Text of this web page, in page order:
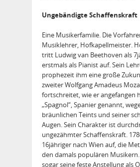
Ungebändigte Schaffenskraft
Eine Musikerfamilie. Die
Musiklehrer, Hofkapellmeister.
tritt Ludwig van Beethoven als
erstmals als Pianist auf. Sein
prophezeit ihm eine große
zweiter Wolfgang Amadeus
fortschreitet, wie er angefangen
„Spagnol“, Spanier genannt,
bräunlichen Teints und seiner
Augen. Sein Charakter ist
ungezähmter Schaffenskraft.
16jähriger nach Wien auf, die
den damals populären
sogar seine feste Anstellung als